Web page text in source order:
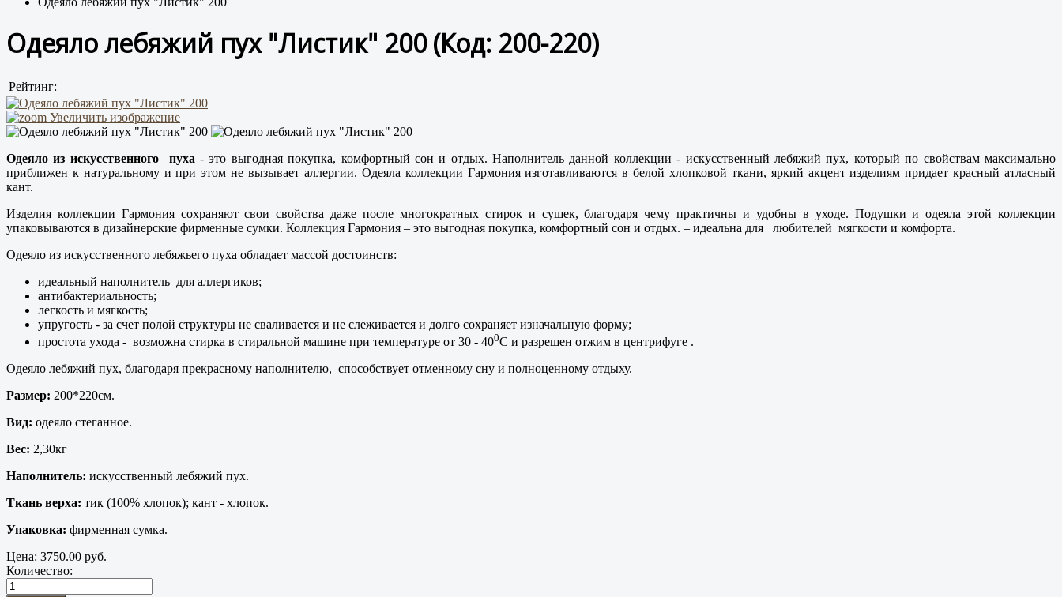
Одеяло лебяжий пух "Листик" 200(Код: 200-220)
Рейтинг:
Увеличить изображение
Одеяло из искусственного пуха - это выгодная покупка, комфортный сон и отдых. Наполнитель данной коллекции - искусственный лебяжий пух, который по свойствам максимально
приближен к натуральному и при этом не вызывает аллергии. Одеяла коллекции Гармония изготавливаются в белой хлопковой ткани, яркий акцент изделиям придает красный атласный
кант.
Изделия коллекции Гармония сохраняют свои свойства даже после многократных стирок и сушек, благодаря чему практичны и удобны в уходе. Подушки и одеяла этой коллекции
упаковываются в дизайнерские фирменные сумки. Коллекция Гармония – это выгодная покупка, комфортный сон и отдых. – идеальна для любителей мягкости и комфорта.
Одеяло из искусственного лебяжьего пуха обладает массой достоинств:
идеальный наполнитель для аллергиков;
антибактериальность;
легкость и мягкость;
упругость - за счет полой структуры не сваливается и не слеживается и долго сохраняет изначальную форму;
простота ухода - возможна стирка в стиральной машине при температуре от 30 - 400С и разрешен отжим в центрифуге .
Одеяло лебяжий пух, благодаря прекрасному наполнителю, способствует отменному сну и полноценному отдыху.
Размер: 200*220см.
Вид: одеяло стеганное.
Вес: 2,30кг
Наполнитель: искусственный лебяжий пух.
Ткань верха: тик (100% хлопок); кант - хлопок.
Упаковка: фирменная сумка.
Цена: 3750.00 руб.
Количество: